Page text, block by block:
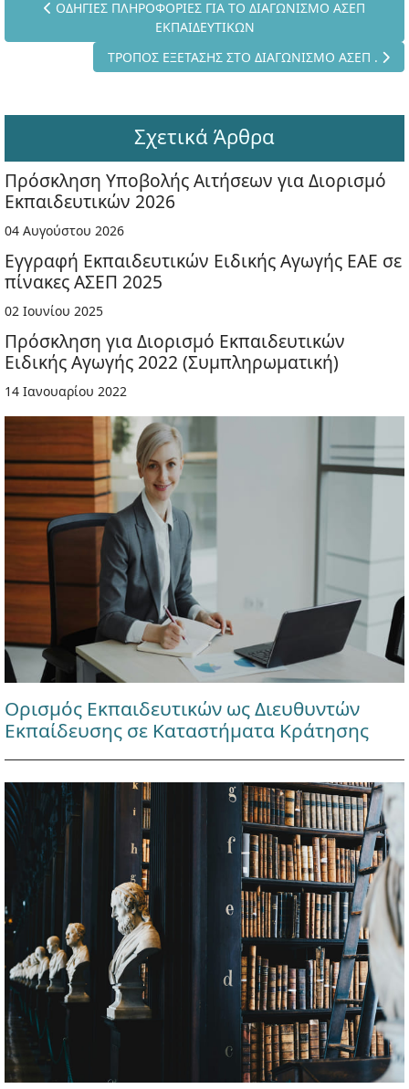
Προηγούμενο άρθρο: ΟΔΗΓΙΕΣ ΠΛΗΡΟΦΟΡΙΕΣ ΓΙΑ ΤΟ
ΟΔΗΓΙΕΣ ΠΛΗΡΟΦΟΡΙΕΣ ΓΙΑ ΤΟ ΔΙΑΓΩΝΙΣΜΟ ΑΣΕΠ
ΕΚΠΑΙΔΕΥΤΙΚΩΝ
Επόμενο άρθρο: ΤΡΟΠΟΣ ΕΞΕΤΑΣΗΣ ΣΤΟ
ΤΡΟΠΟΣ ΕΞΕΤΑΣΗΣ ΣΤΟ ΔΙΑΓΩΝΙΣΜΟ ΑΣΕΠ .
Σχετικά Άρθρα
Πρόσκληση Υποβολής Αιτήσεων για Διορισμό
Εκπαιδευτικών 2026
04 Αυγούστου 2026
Εγγραφή Εκπαιδευτικών Ειδικής Αγωγής ΕΑΕ σε
πίνακες ΑΣΕΠ 2025
02 Ιουνίου 2025
Πρόσκληση για Διορισμό Εκπαιδευτικών
Ειδικής Αγωγής 2022 (Συμπληρωματική)
14 Ιανουαρίου 2022
Ορισμός Εκπαιδευτικών ως Διευθυντών
Εκπαίδευσης σε Καταστήματα Κράτησης